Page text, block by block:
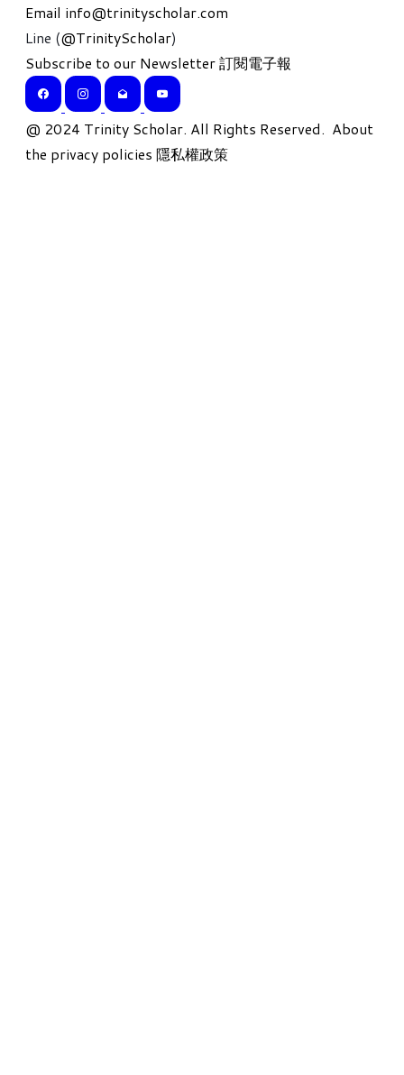
Email info@trinityscholar.com
Line (@TrinityScholar)
Subscribe to our Newsletter 訂閱電子報
​@ 2024 Trinity Scholar. All Rights Reserved. About
the privacy policies 隱私權政策